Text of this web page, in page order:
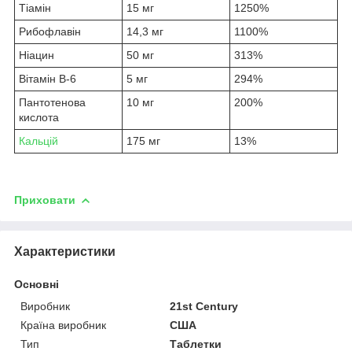
Тіамін
15 мг
1250%
Рибофлавін
14,3 мг
1100%
Ніацин
50 мг
313%
Вітамін B-6
5 мг
294%
Пантотенова
кислота
10 мг 200%
Кальцій 175 мг 13%
Приховати
Характеристики
Основні
Виробник
21st Century
Країна виробник
США
Тип
Таблетки